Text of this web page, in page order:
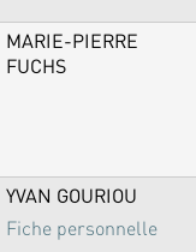
MARIE-PIERRE
FUCHS
YVAN GOURIOU
Fiche personnelle